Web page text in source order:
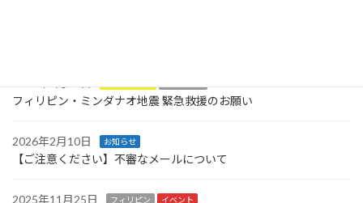
2026年6月25日
フィリピン・ミンダナオ地震 緊急救援のお願い
2026年2月10日 お知らせ
【ご注意ください】不審なメールについて
2025年11月25日 フィリピン イベント